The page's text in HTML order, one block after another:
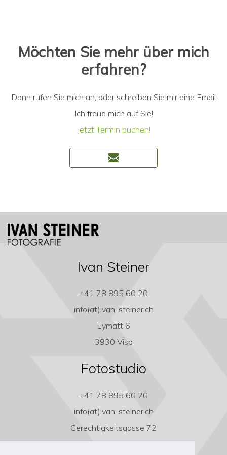
Möchten Sie mehr über mich
erfahren?
Dann rufen Sie mich an, oder schreiben Sie mir eine Email
Ich freue mich auf Sie!
Jetzt Termin buchen!
Ivan Steiner
+41 78 895 60 20
info(at)ivan-steiner.ch
Eymatt 6
3930 Visp
Fotostudio
+41 78 895 60 20
info(at)ivan-steiner.ch
Gerechtigkeitsgasse 72
3011 Bern